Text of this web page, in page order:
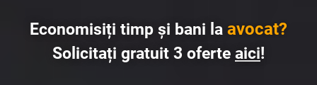
Economisiți timp și bani la avocat?
Solicitați gratuit 3 oferte aici!